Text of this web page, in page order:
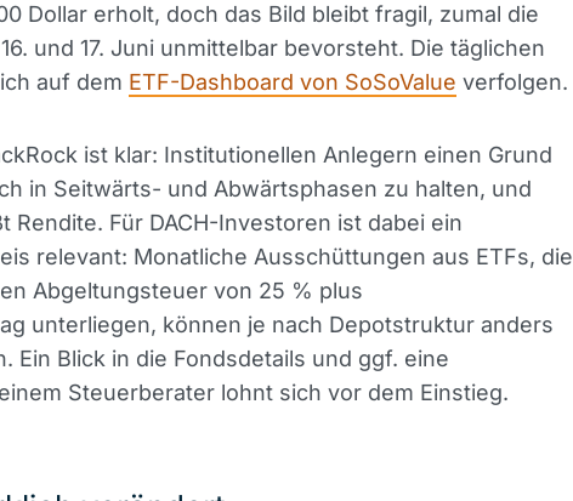
Dollar erholt, doch das Bild bleibt fragil, zumal die
und 17. Juni unmittelbar bevorsteht. Die täglichen
auf dem ETF-Dashboard von SoSoValue verfolgen.
ist klar: Institutionellen Anlegern einen Grund
in Seitwärts- und Abwärtsphasen zu halten, und
Rendite. Für DACH-Investoren ist dabei ein
relevant: Monatliche Ausschüttungen aus ETFs, die
Abgeltungsteuer von 25 % plus
unterliegen, können je nach Depotstruktur anders
Ein Blick in die Fondsdetails und ggf. eine
Steuerberater lohnt sich vor dem Einstieg.